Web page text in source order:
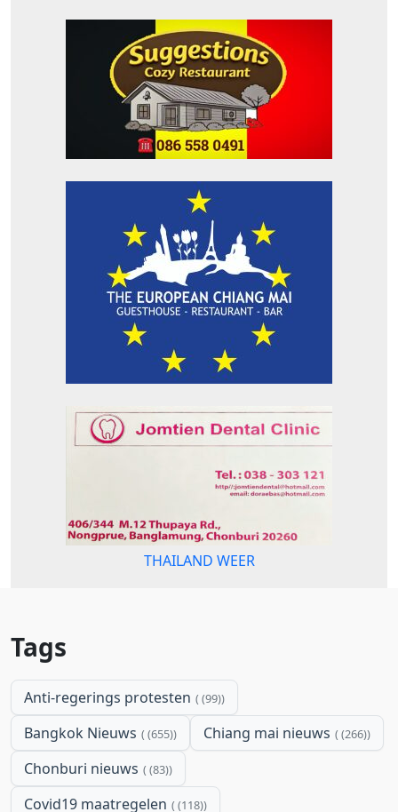
THAILAND WEER
Tags
Anti-regerings protesten (99)
Bangkok Nieuws (655) Chiang mai nieuws (266)
Chonburi nieuws (83)
Covid19 maatregelen (118)